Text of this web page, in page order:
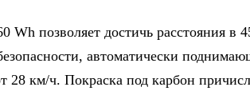
Wh позволяет достичь расстояния в
автоматически
28 км/ч. Покраска под карбон